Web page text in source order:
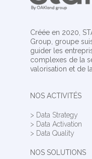
Créée en 2020,
Group, groupe
guider les
complexes de la
valorisation et de
NOS ACTIVITÉS
> Data Strategy
> Data Activation
> Data Quality
NOS SOLUTIONS